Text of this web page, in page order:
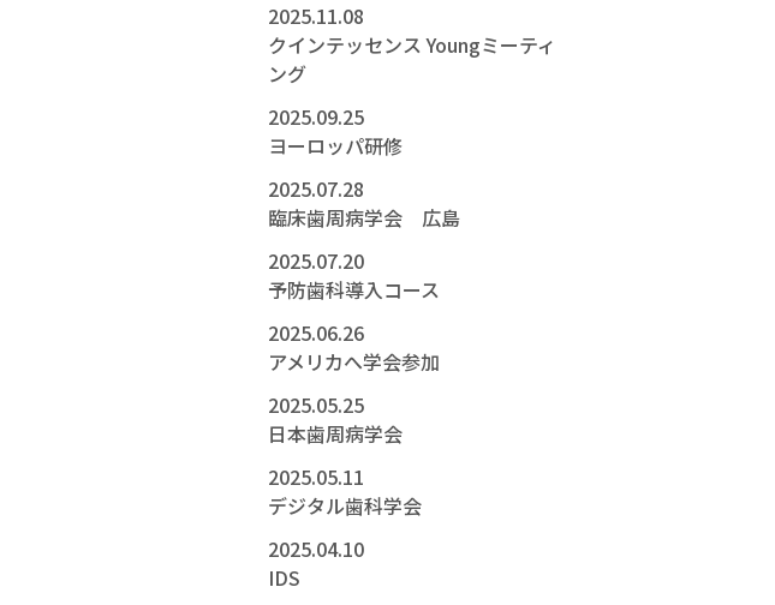
2025.11.08
クインテッセンス Youngミーティ
ング
2025.09.25
ヨーロッパ研修
2025.07.28
臨床歯周病学会 広島
2025.07.20
予防歯科導入コース
2025.06.26
アメリカへ学会参加
2025.05.25
日本歯周病学会
2025.05.11
デジタル歯科学会
2025.04.10
IDS